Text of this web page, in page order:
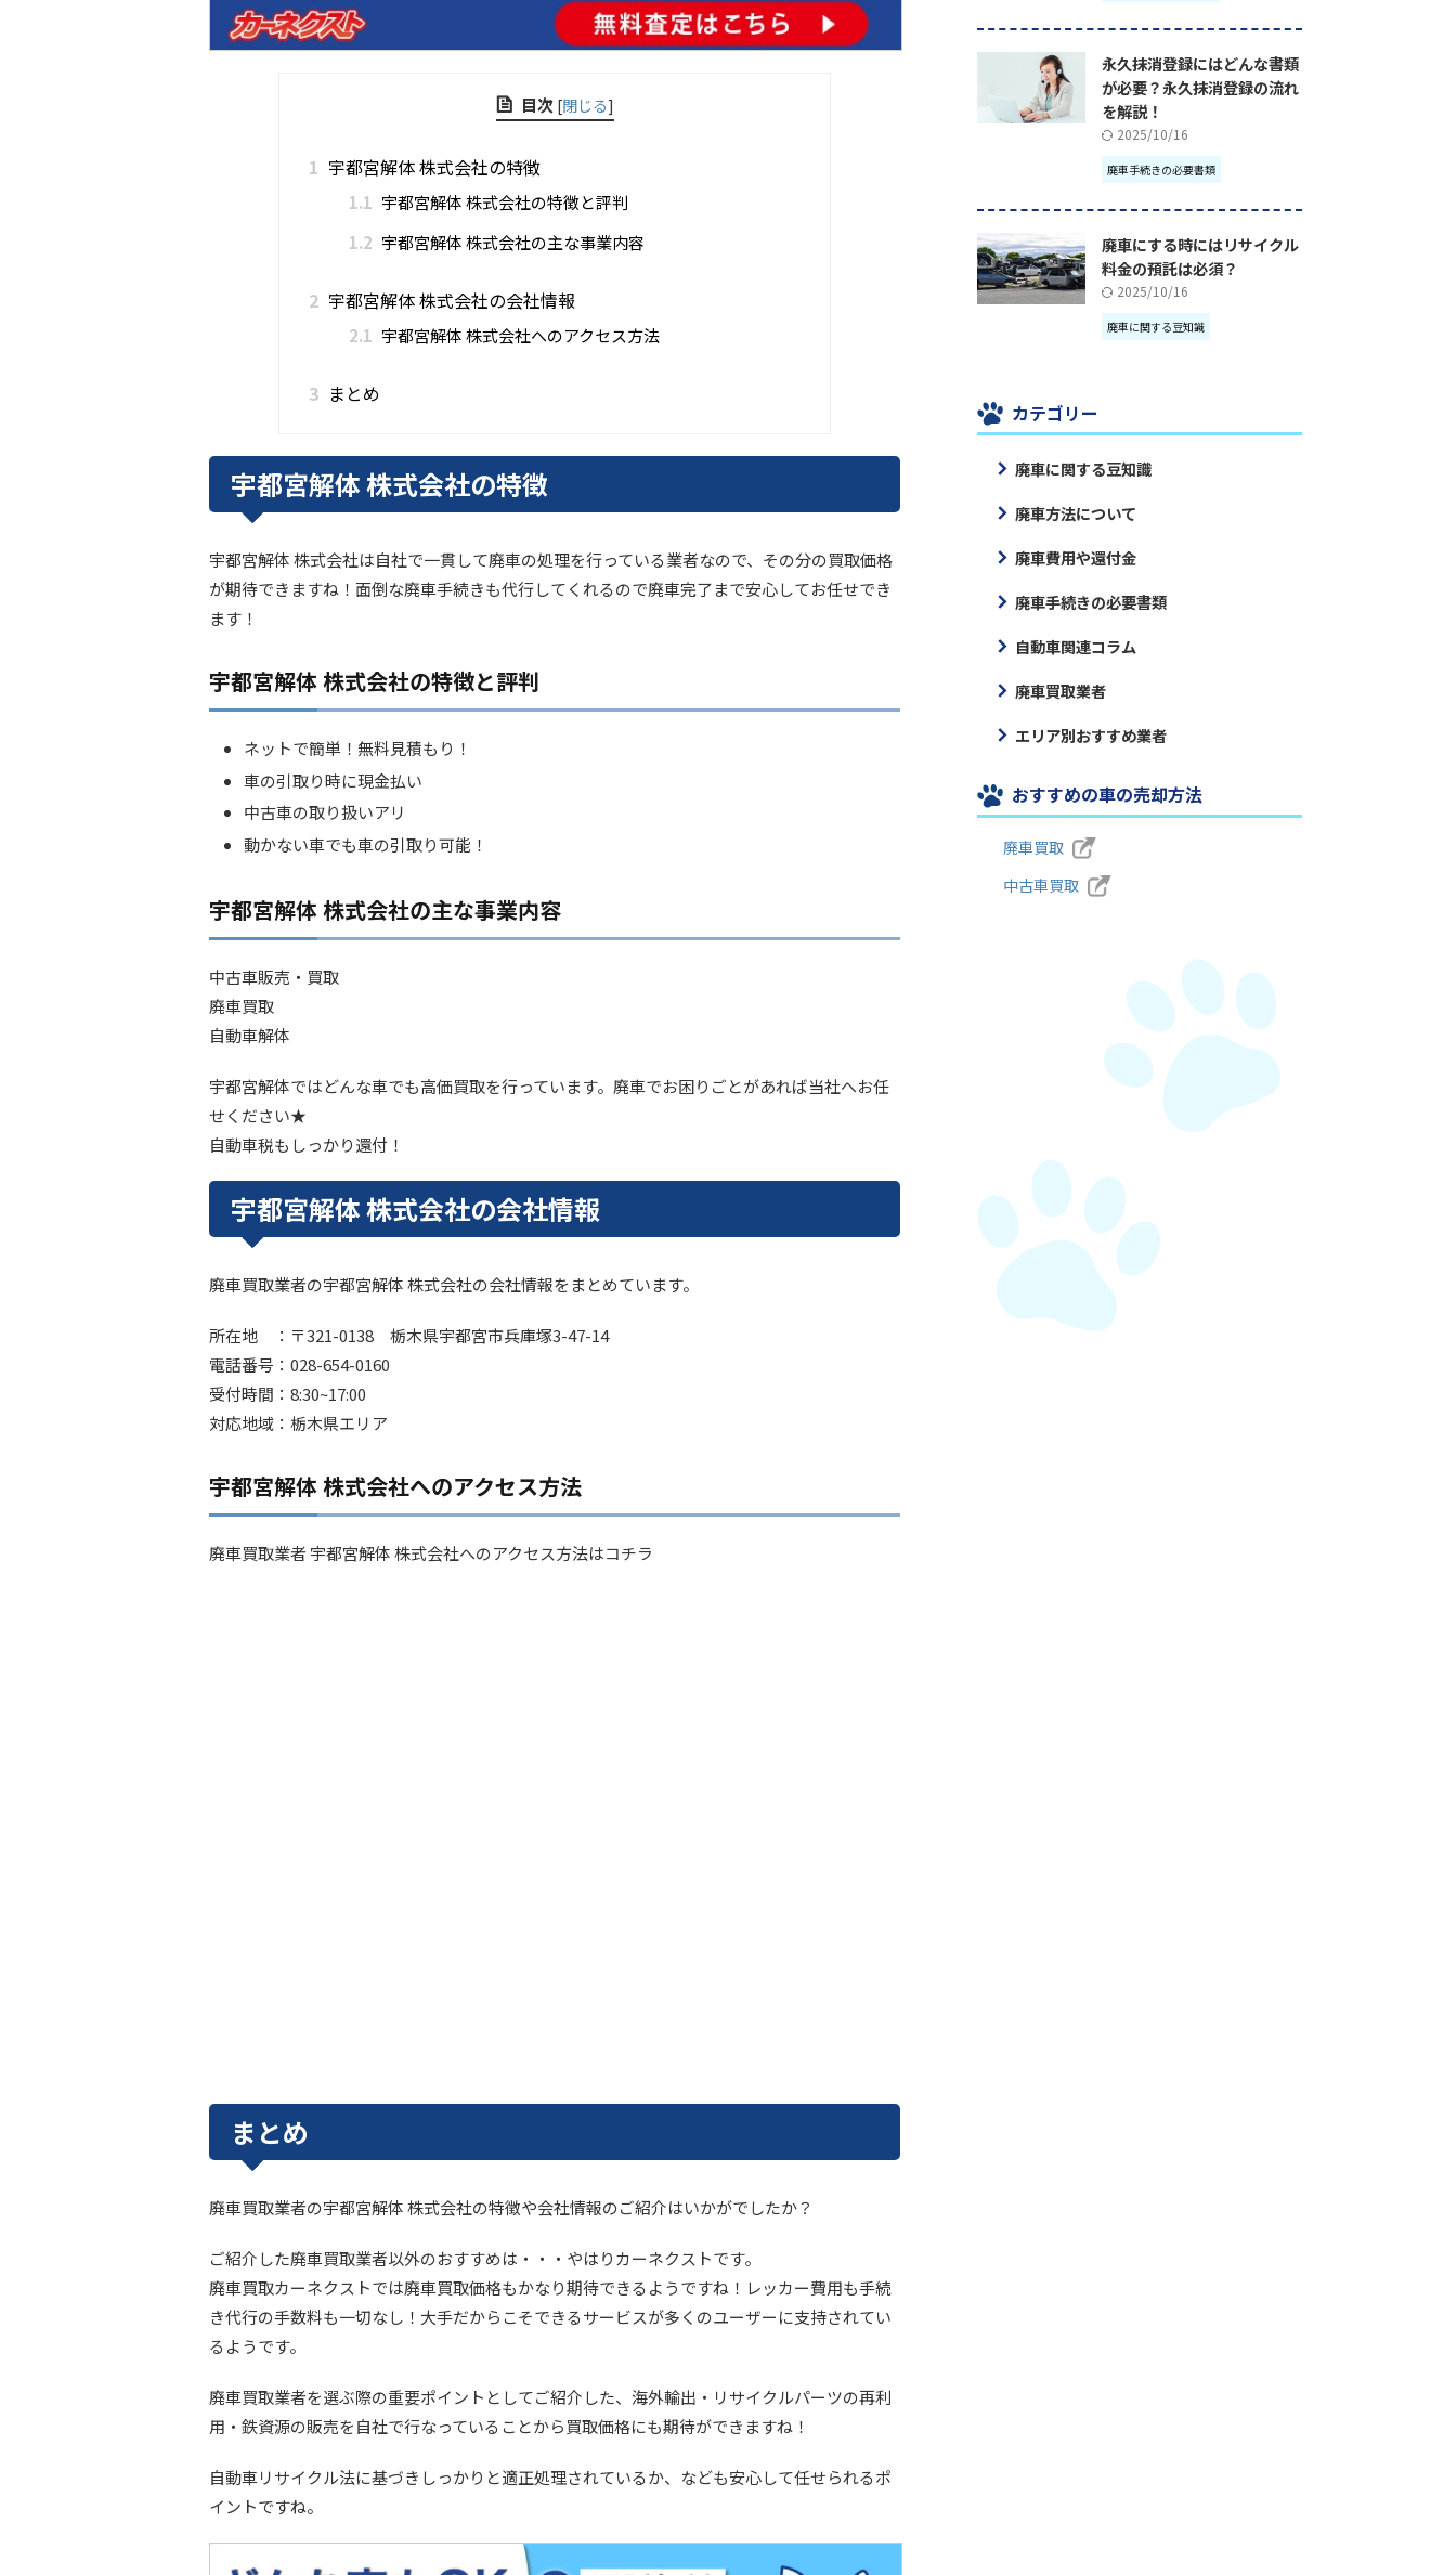
目次 [閉じる]
1 宇都宮解体 株式会社の特徴
1.1 宇都宮解体 株式会社の特徴と評判
1.2 宇都宮解体 株式会社の主な事業内容
2 宇都宮解体 株式会社の会社情報
2.1 宇都宮解体 株式会社へのアクセス方法
3 まとめ
宇都宮解体 株式会社の特徴
宇都宮解体 株式会社は自社で一貫して廃車の処理を行っている業者なので、その分の買取価格
が期待できますね！面倒な廃車手続きも代行してくれるので廃車完了まで安心してお任せでき
ます！
宇都宮解体 株式会社の特徴と評判
ネットで簡単！無料見積もり！
車の引取り時に現金払い
中古車の取り扱いアリ
動かない車でも車の引取り可能！
宇都宮解体 株式会社の主な事業内容
中古車販売・買取
廃車買取
自動車解体
宇都宮解体ではどんな車でも高価買取を行っています。廃車でお困りごとがあれば当社へお任
せください★
自動車税もしっかり還付！
宇都宮解体 株式会社の会社情報
廃車買取業者の宇都宮解体 株式会社の会社情報をまとめています。
所在地 ：〒321-0138 栃木県宇都宮市兵庫塚3-47-14
電話番号：028-654-0160
受付時間：8:30~17:00
対応地域：栃木県エリア
宇都宮解体 株式会社へのアクセス方法
廃車買取業者 宇都宮解体 株式会社へのアクセス方法はコチラ
まとめ
廃車買取業者の宇都宮解体 株式会社の特徴や会社情報のご紹介はいかがでしたか？
ご紹介した廃車買取業者以外のおすすめは・・・やはりカーネクストです。
廃車買取カーネクストでは廃車買取価格もかなり期待できるようですね！レッカー費用も手続
き代行の手数料も一切なし！大手だからこそできるサービスが多くのユーザーに支持されてい
るようです。
廃車買取業者を選ぶ際の重要ポイントとしてご紹介した、海外輸出・リサイクルパーツの再利
用・鉄資源の販売を自社で行なっていることから買取価格にも期待ができますね！
自動車リサイクル法に基づきしっかりと適正処理されているか、なども安心して任せられるポ
イントですね。
永久抹消登録にはどんな書類
が必要？永久抹消登録の流れ
を解説！
2025/10/16
廃車手続きの必要書類
廃車にする時にはリサイクル
料金の預託は必須？
2025/10/16
廃車に関する豆知識
カテゴリー
廃車に関する豆知識
廃車方法について
廃車費用や還付金
廃車手続きの必要書類
自動車関連コラム
廃車買取業者
エリア別おすすめ業者
おすすめの車の売却方法
廃車買取
中古車買取